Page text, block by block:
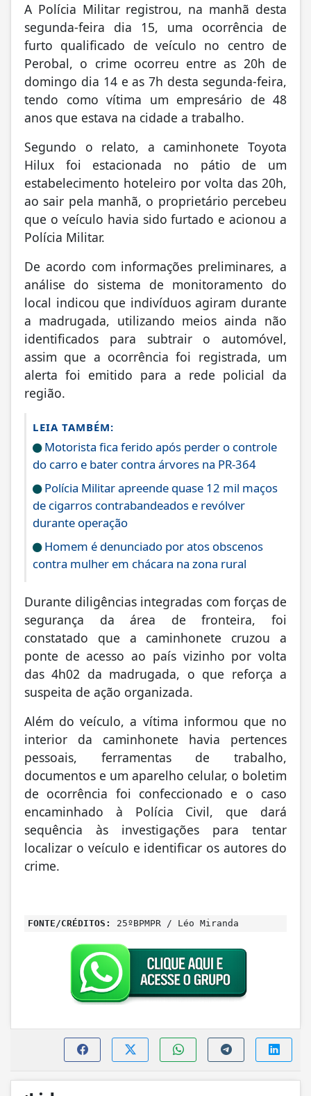
A Polícia Militar registrou, na manhã desta
segunda-feira dia 15, uma ocorrência de
furto qualificado de veículo no centro de
Perobal, o crime ocorreu entre as 20h de
domingo dia 14 e as 7h desta segunda-feira,
tendo como vítima um empresário de 48
anos que estava na cidade a trabalho.
Segundo o relato, a caminhonete Toyota
Hilux foi estacionada no pátio de um
estabelecimento hoteleiro por volta das 20h,
ao sair pela manhã, o proprietário percebeu
que o veículo havia sido furtado e acionou a
Polícia Militar.
De acordo com informações preliminares, a
análise do sistema de monitoramento do
local indicou que indivíduos agiram durante
a madrugada, utilizando meios ainda não
identificados para subtrair o automóvel,
assim que a ocorrência foi registrada, um
alerta foi emitido para a rede policial da
região.
LEIA TAMBÉM:
Motorista fica ferido após perder o controle
do carro e bater contra árvores na PR-364
Polícia Militar apreende quase 12 mil maços
de cigarros contrabandeados e revólver
durante operação
Homem é denunciado por atos obscenos
contra mulher em chácara na zona rural
Durante diligências integradas com forças de
segurança da área de fronteira, foi
constatado que a caminhonete cruzou a
ponte de acesso ao país vizinho por volta
das 4h02 da madrugada, o que reforça a
suspeita de ação organizada.
Além do veículo, a vítima informou que no
interior da caminhonete havia pertences
pessoais, ferramentas de trabalho,
documentos e um aparelho celular, o boletim
de ocorrência foi confeccionado e o caso
encaminhado à Polícia Civil, que dará
sequência às investigações para tentar
localizar o veículo e identificar os autores do
crime.
FONTE/CRÉDITOS: 25ºBPMPR / Léo Miranda